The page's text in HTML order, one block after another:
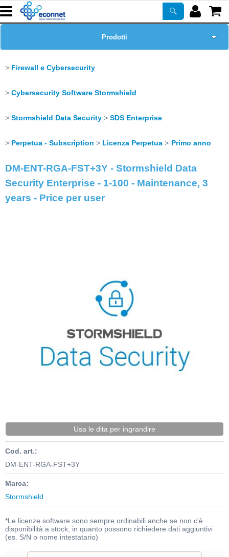
Chi siamo
Prodotti
Corsi
ASSISTENZA
Certificazioni
Newsletter
Firewall e Cybersecurity
Cybersecurity Software Stormshield
Stormshield Data Security SDS Enterprise
Perpetua - Subscription Licenza Perpetua Primo anno
DM-ENT-RGA-FST+3Y - Stormshield Data
Security Enterprise - 1-100 - Maintenance, 3
years - Price per user
Usa le dita per ingrandire
Cod. art.:
DM-ENT-RGA-FST+3Y
Marca:
Stormshield
*Le licenze software sono sempre ordinabili anche se non c'è
disponibilità a stock, in quanto possono richiedere dati aggiuntivi
(es. S/N o nome intestatario)